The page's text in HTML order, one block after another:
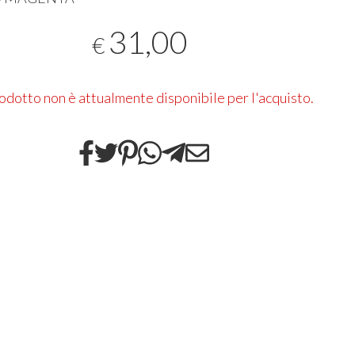
€ 31,00
non è attualmente disponibile per l'acquisto.